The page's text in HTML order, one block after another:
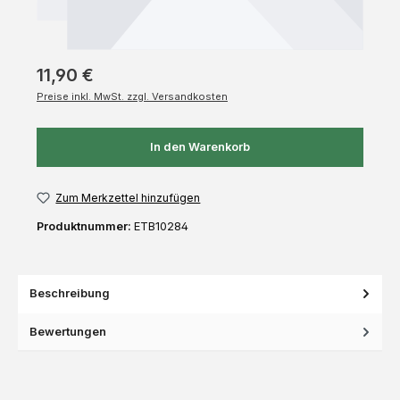
11,90 €
Preise inkl. MwSt. zzgl. Versandkosten
In den Warenkorb
Zum Merkzettel hinzufügen
Produktnummer: ETB10284
Beschreibung
Bewertungen